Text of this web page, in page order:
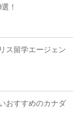
！
ス留学エージェン
おすすめのカナダ